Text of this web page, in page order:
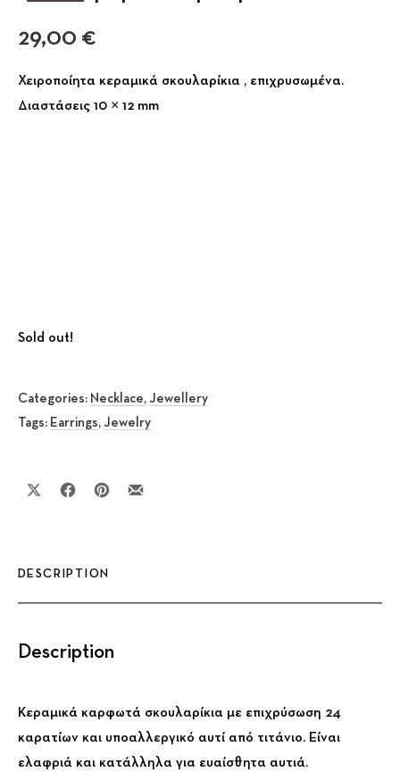
29,00 €
Χειροποίητα κεραμικά σκουλαρίκια , επιχρυσωμένα.
Διαστάσεις 10 × 12 mm
Sold out!
Categories: Necklace, Jewellery
Tags: Earrings, Jewelry
Share on XShare on Facebook
Share on Pinterest
DESCRIPTION
Description
Κεραμικά καρφωτά σκουλαρίκια με επιχρύσωση 24
καρατίων και υποαλλεργικό αυτί από τιτάνιο. Είναι
ελαφριά και κατάλληλα για ευαίσθητα αυτιά.